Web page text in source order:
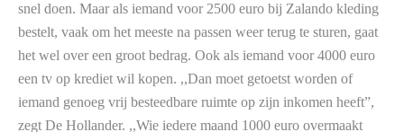
snel doen. Maar als iemand voor 2500 euro bij Zalando kleding
bestelt, vaak om het meeste na passen weer terug te sturen, gaat
het wel over een groot bedrag. Ook als iemand voor 4000 euro
een tv op krediet wil kopen. ,,Dan moet getoetst worden of
iemand genoeg vrij besteedbare ruimte op zijn inkomen heeft”,
zegt De Hollander. ,,Wie iedere maand 1000 euro overmaakt